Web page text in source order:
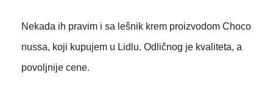
Nekada ih pravim i sa lešnik krem proizvodom Choco
nussa, koji kupujem u Lidlu. Odličnog je kvaliteta, a
povoljnije cene.